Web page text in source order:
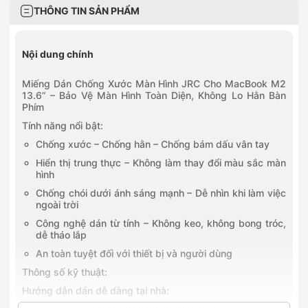
THÔNG TIN SẢN PHẨM
Nội dung chính
Miếng Dán Chống Xước Màn Hình JRC Cho MacBook M2
13.6” – Bảo Vệ Màn Hình Toàn Diện, Không Lo Hằn Bàn
Phím
Tính năng nổi bật:
Chống xước – Chống hằn – Chống bám dấu vân tay
Hiển thị trung thực – Không làm thay đổi màu sắc màn
hình
Chống chói dưới ánh sáng mạnh – Dễ nhìn khi làm việc
ngoài trời
Công nghệ dán từ tính – Không keo, không bong tróc,
dễ tháo lắp
An toàn tuyệt đối với thiết bị và người dùng
Thông số kỹ thuật:
Hướng dẫn dán dễ dàng tại nhà: